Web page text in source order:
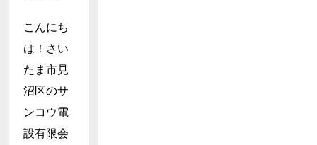
こんにち
は！さい
たま市見
沼区のサ
ンコウ電
設有限会